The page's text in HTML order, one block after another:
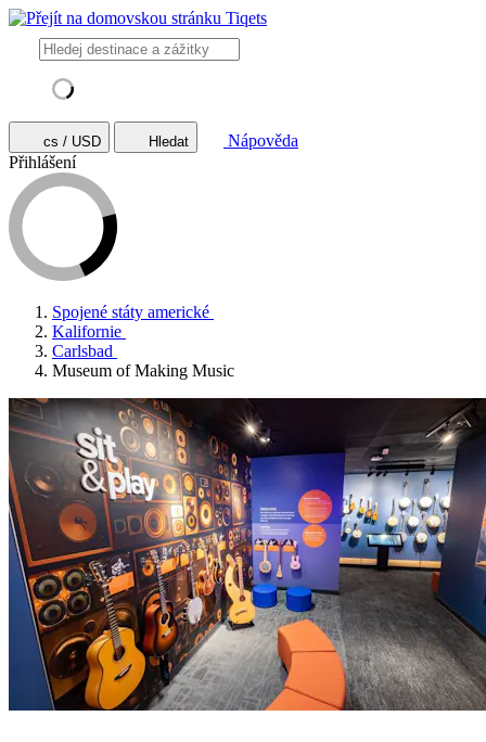
cs / USD Hledat
Nápověda
Přihlášení
Spojené státy americké
Kalifornie
Carlsbad
Museum of Making Music